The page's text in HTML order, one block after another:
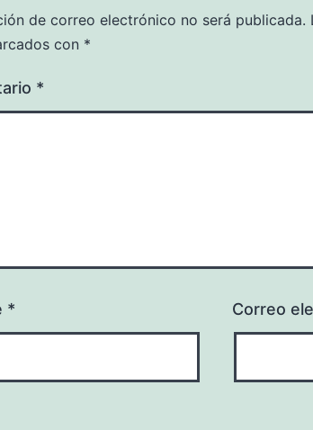
de correo electrónico no será publicada.
con *
*
* Correo